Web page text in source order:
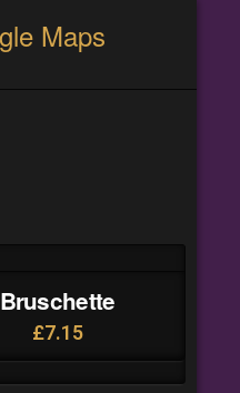
Bruschette
£7.15